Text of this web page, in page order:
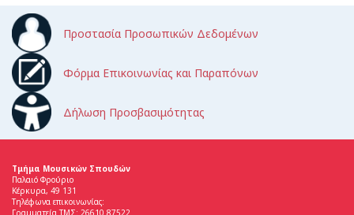
Προστασία Προσωπικών Δεδομένων
Φόρμα Επικοινωνίας και Παραπόνων
Δήλωση Προσβασιμότητας
Τμήμα Μουσικών Σπουδών
Παλαιό Φρούριο
Κέρκυρα, 49 131
Τηλέφωνα επικοινωνίας: